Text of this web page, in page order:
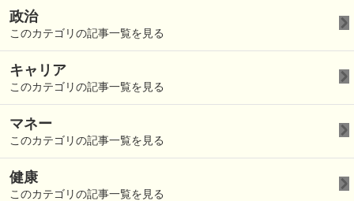
政治
このカテゴリの記事一覧を見る
キャリア
このカテゴリの記事一覧を見る
マネー
このカテゴリの記事一覧を見る
健康
このカテゴリの記事一覧を見る